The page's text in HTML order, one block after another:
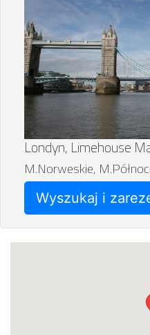
Londyn, Limehouse
M.Norweskie,
Wyszukaj i